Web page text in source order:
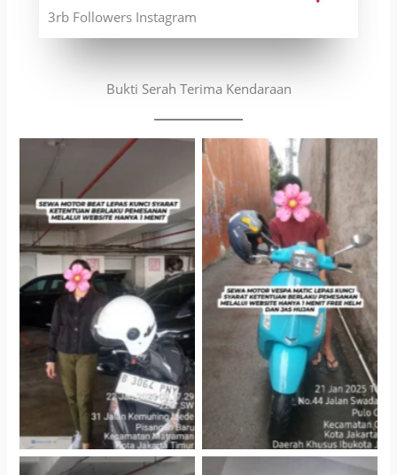
3rb Followers Instagram
Bukti Serah Terima Kendaraan
Cityplaza Jatinegara
Gedung Parkir P6A
Antar Jemput Kendaraan